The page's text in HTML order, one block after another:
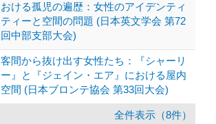
おける孤児の遍歴：女性のアイデンティ
ティーと空間の問題 (日本英文学会 第72
回中部支部大会)
客間から抜け出す女性たち：『シャーリ
ー』と『ジェイン・エア』における屋内
空間 (日本ブロンテ協会 第33回大会)
全件表示（8件）